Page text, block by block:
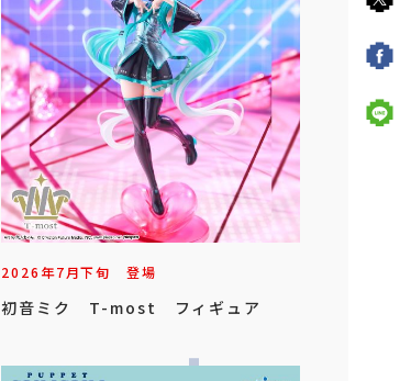
2026年7月下旬 登場
初音ミク T-most フィギュア